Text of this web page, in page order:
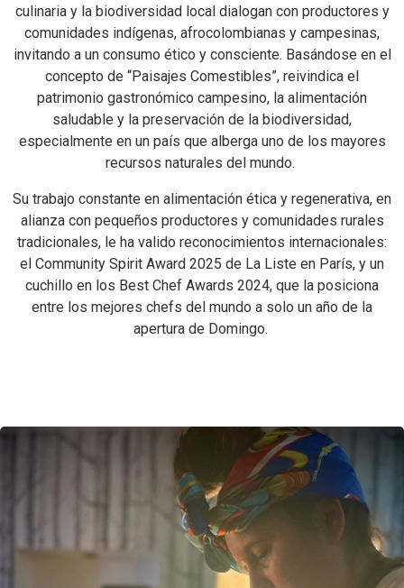
culinaria y la biodiversidad local dialogan con productores y
comunidades indígenas, afrocolombianas y campesinas,
invitando a un consumo ético y consciente. Basándose en el
concepto de “Paisajes Comestibles”, reivindica el
patrimonio gastronómico campesino, la alimentación
saludable y la preservación de la biodiversidad,
especialmente en un país que alberga uno de los mayores
recursos naturales del mundo.
Su trabajo constante en alimentación ética y regenerativa, en
alianza con pequeños productores y comunidades rurales
tradicionales, le ha valido reconocimientos internacionales:
el Community Spirit Award 2025 de La Liste en París, y un
cuchillo en los Best Chef Awards 2024, que la posiciona
entre los mejores chefs del mundo a solo un año de la
apertura de Domingo.